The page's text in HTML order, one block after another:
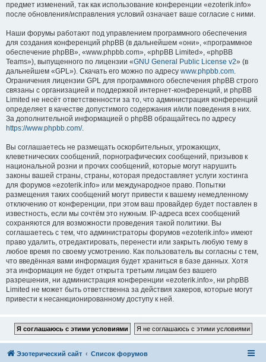
предмет изменений, так как использование конференции «ezoterik.info»
после обновления/исправления условий означает ваше согласие с ними.
Наши форумы работают под управлением программного обеспечения
для создания конференций phpBB (в дальнейшем «они», «программное
обеспечение phpBB», «www.phpbb.com», «phpBB Limited», «phpBB
Teams»), выпущенного по лицензии «GNU General Public License v2» (в
дальнейшем «GPL»). Скачать его можно по адресу www.phpbb.com.
Ограничения лицензии GPL для программного обеспечения phpBB строго
связаны с организацией и поддержкой интернет-конференций, и phpBB
Limited не несёт ответственности за то, что администрация конференций
определяет в качестве допустимого содержания и/или поведения в них.
За дополнительной информацией о phpBB обращайтесь по адресу
https://www.phpbb.com/.
Вы соглашаетесь не размещать оскорбительных, угрожающих,
клеветнических сообщений, порнографических сообщений, призывов к
национальной розни и прочих сообщений, которые могут нарушить
законы вашей страны, страны, которая предоставляет услуги хостинга
для форумов «ezoterik.info» или международное право. Попытки
размещения таких сообщений могут привести к вашему немедленному
отключению от конференции, при этом ваш провайдер будет поставлен в
известность, если мы сочтём это нужным. IP-адреса всех сообщений
сохраняются для возможности проведения такой политики. Вы
соглашаетесь с тем, что администраторы форумов «ezoterik.info» имеют
право удалить, отредактировать, перенести или закрыть любую тему в
любое время по своему усмотрению. Как пользователь вы согласны с тем,
что введённая вами информация будет храниться в базе данных. Хотя
эта информация не будет открыта третьим лицам без вашего
разрешения, ни администрация конференции «ezoterik.info», ни phpBB
Limited не может быть ответственна за действия хакеров, которые могут
привести к несанкционированному доступу к ней.
Эзотерический сайт Список форумов